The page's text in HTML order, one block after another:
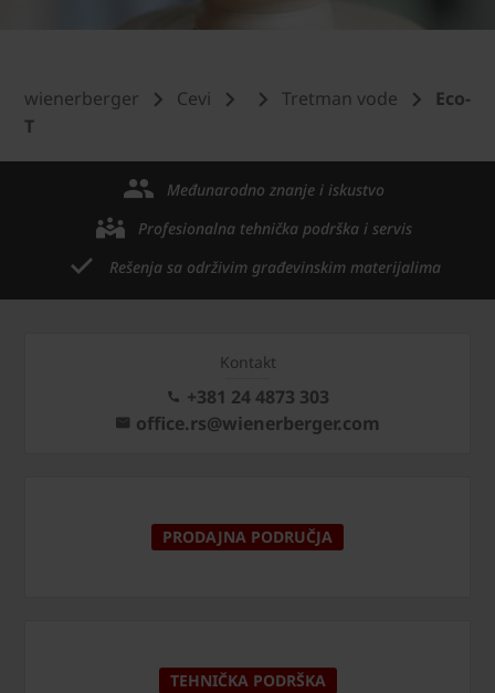
wienerberger Cevi Tretman vode
Eco-
T
Međunarodno znanje i iskustvo
Profesionalna tehnička podrška i servis
Rešenja sa održivim građevinskim materijalima
Kontakt
+381 24 4873 303
office.rs@wienerberger.com
PRODAJNA PODRUČJA
TEHNIČKA PODRŠKA